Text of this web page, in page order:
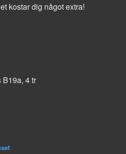
kostar dig något extra!
B19a, 4 tr